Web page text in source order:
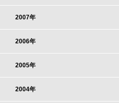
2007年
2006年
2005年
2004年